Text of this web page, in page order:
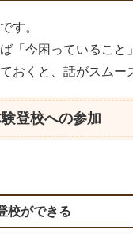
す。
「今困っていること
おくと、話がスムー
登校への参加
校ができる